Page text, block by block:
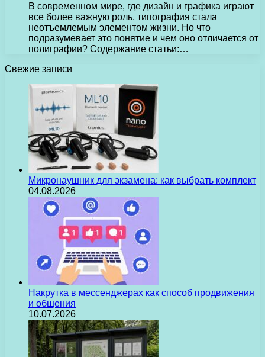
В современном мире, где дизайн и графика играют
все более важную роль, типография стала
неотъемлемым элементом жизни. Но что
подразумевает это понятие и чем оно отличается от
полиграфии? Содержание статьи:…
Свежие записи
Микронаушник для экзамена: как выбрать комплект
04.08.2026
Накрутка в мессенджерах как способ продвижения
и общения
10.07.2026